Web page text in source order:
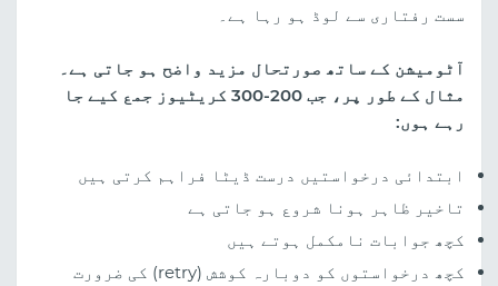
سست رفتاری سے لوڈ ہو رہا ہے۔
آٹومیشن کے ساتھ صورتحال مزید واضح ہو جاتی ہے۔
مثال کے طور پر، جب 200-300 کریٹیوز جمع کیے جا
رہے ہوں:
ابتدائی درخواستیں درست ڈیٹا فراہم کرتی ہیں
تاخیر ظاہر ہونا شروع ہو جاتی ہے
کچھ جوابات نامکمل ہوتے ہیں
کچھ درخواستوں کو دوبارہ کوشش (retry) کی ضرورت